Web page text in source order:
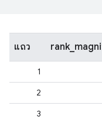
แถว
1
2
3